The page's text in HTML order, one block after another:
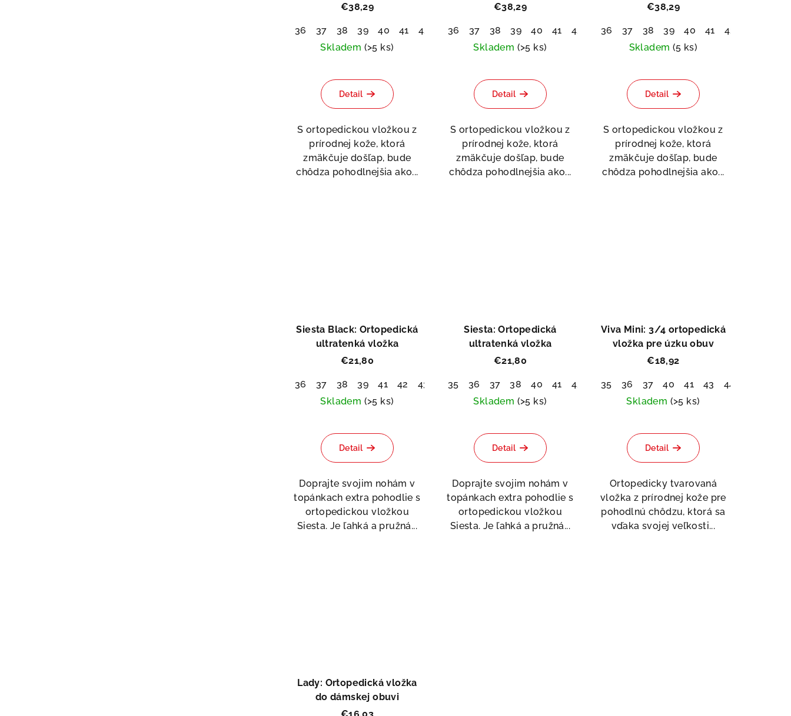
u
d
o
€38,29
36 37 38 39 40 41 42 43 44 45
46
Skladem (>5 ks)
Detail
S ortopedickou vložkou z
prírodnej kože, ktorá
zmäkčuje došľap, bude
chôdza pohodlnejšia ako...
€38,29
36 37 38 39 40 41 42 43 44 45 46 47
48
Skladem (>5 ks)
hodnotenie
produktu
je
5,0
z
5
hviezdičiek.
Detail
S ortopedickou vložkou z
prírodnej kože, ktorá
zmäkčuje došľap, bude
chôdza pohodlnejšia ako...
€38,29
36 37 38 39 40 41 42
Skladem (5 ks)
hodnotenie
produktu
je
5,0
z
5
hviezdičiek.
Detail
S ortopedickou vložkou z
prírodnej kože, ktorá
zmäkčuje došľap, bude
chôdza pohodlnejšia ako...
Siesta Black: Ortopedická
ultratenká vložka
€21,80
36 37 38 39 41 42 43 44
45
Skladem (>5 ks)
Detail
Doprajte svojim nohám v
topánkach extra pohodlie s
ortopedickou vložkou
Siesta. Je ľahká a pružná...
Siesta: Ortopedická
ultratenká vložka
€21,80
35 36 37 38 40 41
42
Skladem (>5 ks)
hodnotenie
produktu
je
5,0
z
hviezdičiek.
Detail
Doprajte svojim nohám v
topánkach extra pohodlie s
ortopedickou vložkou
Siesta. Je ľahká a pružná...
Viva Mini: 3/4 ortopedická
vložka pre úzku obuv
€18,92
35 36 37 40 41 43 44
Skladem (>5 ks)
hodnotenie
produktu
je
5,0
z
5
hviezdičiek.
Detail
Ortopedicky tvarovaná
vložka z prírodnej kože pre
pohodlnú chôdzu, ktorá sa
vďaka svojej veľkosti...
Lady: Ortopedická vložka
do dámskej obuvi
Asistent Pedag